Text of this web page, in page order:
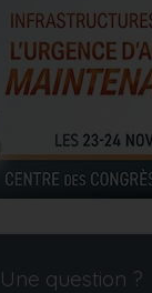
Une question ?